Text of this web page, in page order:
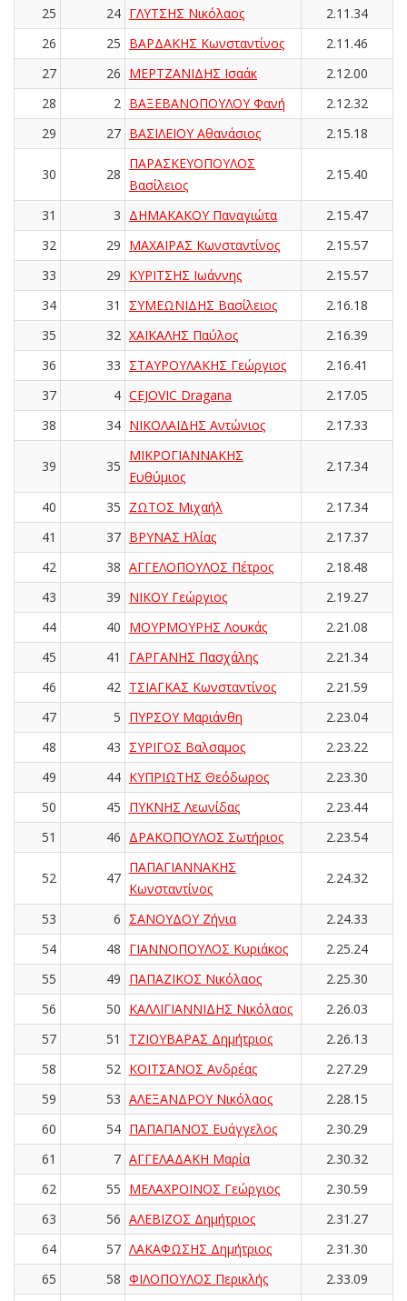
25 24 ΓΛΥΤΣΗΣ Νικόλαος
2.11.34
26
25 ΒΑΡΔΑΚΗΣ Κωνσταντίνος
2.11.46
27
26 ΜΕΡΤΖΑΝΙΔΗΣ Ισαάκ
2.12.00
28
2 ΒΑΞΕΒΑΝΟΠΟΥΛΟΥ Φανή
2.12.32
29
27 ΒΑΣΙΛΕΙΟΥ Αθανάσιος 2.15.18
30 28
ΠΑΡΑΣΚΕΥΟΠΟΥΛΟΣ
Βασίλειος
2.15.40
31 3 ΔΗΜΑΚΑΚΟΥ Παναγιώτα
2.15.47
32
29 ΜΑΧΑΙΡΑΣ Κωνσταντίνος
2.15.57
33
29 ΚΥΡΙΤΣΗΣ Ιωάννης
2.15.57
34
31 ΣΥΜΕΩΝΙΔΗΣ Βασίλειος
2.16.18
35
32 ΧΑΪΚΑΛΗΣ Παύλος
2.16.39
36
33 ΣΤΑΥΡΟΥΛΑΚΗΣ Γεώργιος
2.16.41
37
4 CEJOVIC Dragana
2.17.05
38
34 ΝΙΚΟΛΑΪΔΗΣ Αντώνιος 2.17.33
39 35
ΜΙΚΡΟΓΙΑΝΝΑΚΗΣ
Ευθύμιος
2.17.34
40 35 ΖΩΤΟΣ Μιχαήλ
2.17.34
41
37 ΒΡΥΝΑΣ Ηλίας
2.17.37
42
38 ΑΓΓΕΛΟΠΟΥΛΟΣ Πέτρος
2.18.48
43
39 ΝΙΚΟΥ Γεώργιος
2.19.27
44
40 ΜΟΥΡΜΟΥΡΗΣ Λουκάς
2.21.08
45
41 ΓΑΡΓΑΝΗΣ Πασχάλης
2.21.34
46
42 ΤΣΙΑΓΚΑΣ Κωνσταντίνος
2.21.59
47
5 ΠΥΡΣΟΥ Μαριάνθη
2.23.04
48
43 ΣΥΡΙΓΟΣ Βαλσαμος
2.23.22
49
44 ΚΥΠΡΙΩΤΗΣ Θεόδωρος
2.23.30
50
45 ΠΥΚΝΗΣ Λεωνίδας
2.23.44
51
46 ΔΡΑΚΟΠΟΥΛΟΣ Σωτήριος 2.23.54
52 47
ΠΑΠΑΓΙΑΝΝΑΚΗΣ
Κωνσταντίνος
2.24.32
53 6 ΣΑΝΟΥΔΟΥ Ζήνια
2.24.33
54
48 ΓΙΑΝΝΟΠΟΥΛΟΣ Κυριάκος
2.25.24
55
49 ΠΑΠΑΖΙΚΟΣ Νικόλαος
2.25.30
56
50 ΚΑΛΛΙΓΙΑΝΝΙΔΗΣ Νικόλαος
2.26.03
57
51 ΤΖΙΟΥΒΑΡΑΣ Δημήτριος
2.26.13
58
52 ΚΟΪΤΣΑΝΟΣ Ανδρέας
2.27.29
59
53 ΑΛΕΞΑΝΔΡΟΥ Νικόλαος
2.28.15
60
54 ΠΑΠΑΠΑΝΟΣ Ευάγγελος
2.30.29
61
7 ΑΓΓΕΛΑΔΑΚΗ Μαρία
2.30.32
62
55 ΜΕΛΑΧΡΟΙΝΟΣ Γεώργιος
2.30.59
63
56 ΑΛΕΒΙΖΟΣ Δημήτριος
2.31.27
64
57 ΛΑΚΑΦΩΣΗΣ Δημήτριος
2.31.30
65
58 ΦΙΛΟΠΟΥΛΟΣ Περικλής
2.33.09